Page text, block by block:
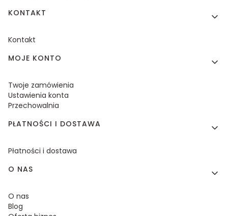
KONTAKT
Kontakt
MOJE KONTO
Twoje zamówienia
Ustawienia konta
Przechowalnia
PŁATNOŚCI I DOSTAWA
Płatności i dostawa
O NAS
O nas
Blog